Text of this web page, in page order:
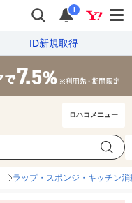
i
ID新規取得
ロハコメニュー
ラップ・スポンジ・キッチン消